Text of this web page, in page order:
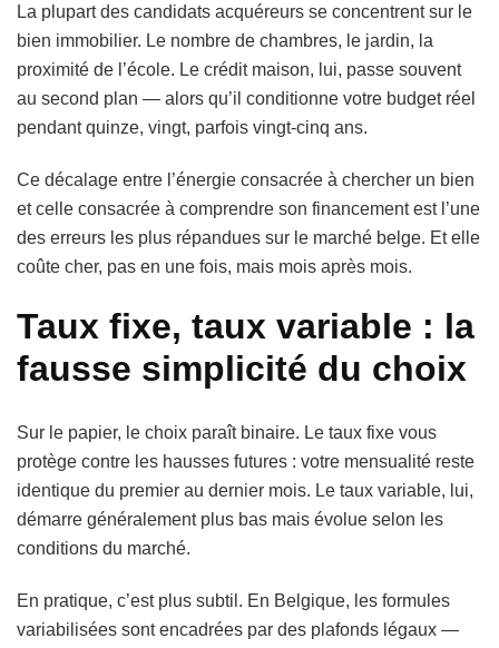
La plupart des candidats acquéreurs se concentrent sur le
bien immobilier. Le nombre de chambres, le jardin, la
proximité de l’école. Le crédit maison, lui, passe souvent
au second plan — alors qu’il conditionne votre budget réel
pendant quinze, vingt, parfois vingt-cinq ans.
Ce décalage entre l’énergie consacrée à chercher un bien
et celle consacrée à comprendre son financement est l’une
des erreurs les plus répandues sur le marché belge. Et elle
coûte cher, pas en une fois, mais mois après mois.
Taux fixe, taux variable : la
fausse simplicité du choix
Sur le papier, le choix paraît binaire. Le taux fixe vous
protège contre les hausses futures : votre mensualité reste
identique du premier au dernier mois. Le taux variable, lui,
démarre généralement plus bas mais évolue selon les
conditions du marché.
En pratique, c’est plus subtil. En Belgique, les formules
variabilisées sont encadrées par des plafonds légaux —